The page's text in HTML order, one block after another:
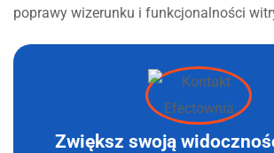
poprawy wizerunku i funkcjonalności
Zwiększ swoją